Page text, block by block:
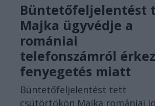
Büntetőfeljelentést
Majka ügyvédje a
romániai
telefonszámról
fenyegetés miatt
Büntetőfeljelentést tett
csütörtökön Majka romániai